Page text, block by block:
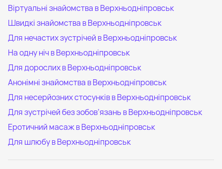
Віртуальні знайомства в Верхньодніпровськ
Швидкі знайомства в Верхньодніпровськ
Для нечастих зустрічей в Верхньодніпровськ
На одну ніч в Верхньодніпровськ
Для дорослих в Верхньодніпровськ
Анонімні знайомства в Верхньодніпровськ
Для несерйозних стосунків в Верхньодніпровськ
Для зустрічей без зобов’язань в Верхньодніпровськ
Еротичний масаж в Верхньодніпровськ
Для шлюбу в Верхньодніпровськ